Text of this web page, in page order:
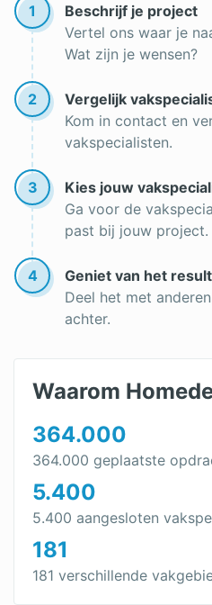
Soorten vloerverwarming
Infrarood vloerverwarming
Elektrische
Elektrische
Elektrische
Noppenplaat
1
Beschrijf je project
Vertel ons waar je
Wat zijn je wensen?
2
Vergelijk
Kom in contact en
vakspecialisten.
3
Kies jouw
Ga voor de
past bij jouw project.
4
Geniet van het
Deel het met
achter.
Waarom
364.000
364.000 geplaatste
5.400
5.400 aangesloten
181
181 verschillende